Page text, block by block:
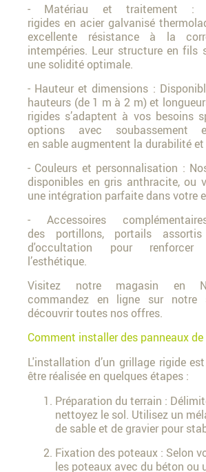
- Matériau et traitement :
rigides en acier galvanisé
excellente résistance à la
intempéries. Leur structure en fils
une solidité optimale.
- Hauteur et dimensions :
hauteurs (de 1 m à 2 m) et
rigides s’adaptent à vos besoins
options avec
en sable augmentent la durabilité
- Couleurs et personnalisation :
disponibles en gris anthracite, ou
une intégration parfaite dans votre
- Accessoires
des portillons, portails
d'occultation pour
l’esthétique.
Visitez notre magasin en
commandez en ligne sur notre
découvrir toutes nos offres.
Comment installer des panneaux
L'installation d’un grillage rigide
être réalisée en quelques étapes :
Préparation du terrain :
nettoyez le sol. Utilisez un
de sable et de gravier pour
Fixation des poteaux : Selon
les poteaux avec du béton ou